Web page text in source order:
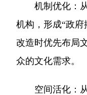
机制优化：从
机构，形成“政
改造时优先布局
众的文化需求。
空间活化：从